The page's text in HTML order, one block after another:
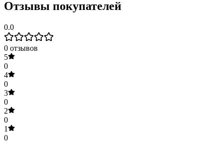
Отзывы покупателей
0.0
0 отзывов
5
0
4
0
3
0
2
0
1
0